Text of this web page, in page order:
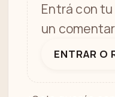
Entrá con
un
ENTRAR O